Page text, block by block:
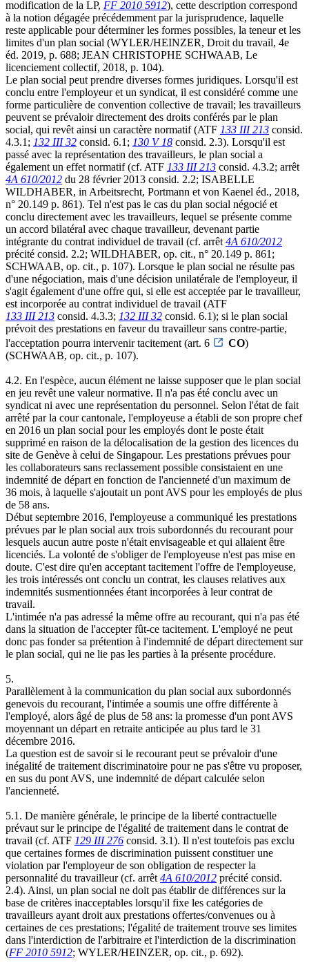
modification de la LP, FF 2010 5912), cette description correspond
à la notion dégagée précédemment par la jurisprudence, laquelle
reste applicable pour déterminer les formes possibles, la teneur et les
limites d'un plan social (WYLER/HEINZER, Droit du travail, 4e
éd. 2019, p. 688; JEAN CHRISTOPHE SCHWAAB, Le
licenciement collectif, 2018, p. 104).
Le plan social peut prendre diverses formes juridiques. Lorsqu'il est
conclu entre l'employeur et un syndicat, il est considéré comme une
forme particulière de convention collective de travail; les travailleurs
peuvent se prévaloir directement des droits conférés par le plan
social, qui revêt ainsi un caractère normatif (ATF 133 III 213 consid.
4.3.1; 132 III 32 consid. 6.1; 130 V 18 consid. 2.3). Lorsqu'il est
passé avec la représentation des travailleurs, le plan social a
également un effet normatif (cf. ATF 133 III 213 consid. 4.3.2; arrêt
4A 610/2012 du 28 février 2013 consid. 2.2; ISABELLE
WILDHABER, in Arbeitsrecht, Portmann et von Kaenel éd., 2018,
n° 20.149 p. 861). Tel n'est pas le cas du plan social négocié et
conclu directement avec les travailleurs, lequel se présente comme
un accord bilatéral avec chaque travailleur, devenant partie
intégrante du contrat individuel de travail (cf. arrêt 4A 610/2012
précité consid. 2.2; WILDHABER, op. cit., n° 20.149 p. 861;
SCHWAAB, op. cit., p. 107). Lorsque le plan social ne résulte pas
d'une négociation, mais d'une décision unilatérale de l'employeur, il
s'agit également d'une offre qui, si elle est acceptée par le travailleur,
est incorporée au contrat individuel de travail (ATF
133 III 213 consid. 4.3.3; 132 III 32 consid. 6.1); si le plan social
prévoit des prestations en faveur du travailleur sans contre-partie,
l'acceptation pourra intervenir tacitement (art. 6
CO)
(SCHWAAB, op. cit., p. 107).
4.2. En l'espèce, aucun élément ne laisse supposer que le plan social
en jeu revêt une valeur normative. Il n'a pas été conclu avec un
syndicat ni avec une représentation du personnel. Selon l'état de fait
arrêté par la cour cantonale, l'employeuse a établi de son propre chef
en 2016 un plan social pour les employés dont le poste était
supprimé en raison de la délocalisation de la gestion des licences du
site de Genève à celui de Singapour. Les prestations prévues pour
les collaborateurs sans reclassement possible consistaient en une
indemnité de départ en fonction de l'ancienneté d'un maximum de
36 mois, à laquelle s'ajoutait un pont AVS pour les employés de plus
de 58 ans.
Début septembre 2016, l'employeuse a communiqué les prestations
prévues par le plan social aux trois subordonnés du recourant pour
lesquels aucun autre poste n'était envisageable et qui allaient être
licenciés. La volonté de s'obliger de l'employeuse n'est pas mise en
doute. C'est dire qu'en acceptant tacitement l'offre de l'employeuse,
les trois intéressés ont conclu un contrat, les clauses relatives aux
indemnités susmentionnées étant incorporées à leur contrat de
travail.
L'intimée n'a pas adressé la même offre au recourant, qui n'a pas été
dans la situation de l'accepter fût-ce tacitement. L'employé ne peut
donc pas fonder sa prétention à l'indemnité de départ directement sur
le plan social, qui ne lie pas les parties à la présente procédure.
5.
Parallèlement à la communication du plan social aux subordonnés
genevois du recourant, l'intimée a soumis une offre différente à
l'employé, alors âgé de plus de 58 ans: la promesse d'un pont AVS
moyennant un départ en retraite anticipée au plus tard le 31
décembre 2016.
La question est de savoir si le recourant peut se prévaloir d'une
inégalité de traitement discriminatoire pour ne pas s'être vu proposer,
en sus du pont AVS, une indemnité de départ calculée selon
l'ancienneté.
5.1. De manière générale, le principe de la liberté contractuelle
prévaut sur le principe de l'égalité de traitement dans le contrat de
travail (cf. ATF 129 III 276 consid. 3.1). Il n'est toutefois pas exclu
que certaines formes de discrimination puissent constituer une
violation par l'employeur de son obligation de respecter la
personnalité du travailleur (cf. arrêt 4A 610/2012 précité consid.
2.4). Ainsi, un plan social ne doit pas établir de différences sur la
base de critères inacceptables lorsqu'il fixe les catégories de
travailleurs ayant droit aux prestations offertes/convenues ou à
certaines de ces prestations; l'égalité de traitement trouve ses limites
dans l'interdiction de l'arbitraire et l'interdiction de la discrimination
(FF 2010 5912; WYLER/HEINZER, op. cit., p. 692).